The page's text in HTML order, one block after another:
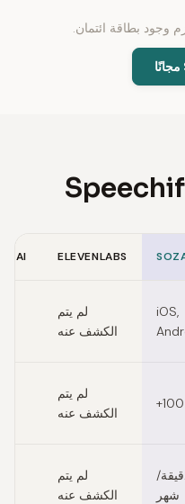
ELEVENLABS
iOS,
لم يتم
الكشف عنه
100+
لم يتم
الكشف عنه
دقيقة/
شهر
لم يتم
الكشف عنه